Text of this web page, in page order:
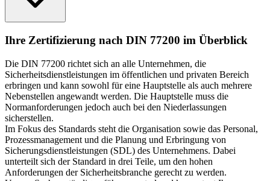
Ihre Zertifizierung nach DIN 77200 im Überblick
Die DIN 77200 richtet sich an alle Unternehmen, die
Sicherheitsdienstleistungen im öffentlichen und privaten Bereich
erbringen und kann sowohl für eine Hauptstelle als auch mehrere
Nebenstellen angewandt werden. Die Hauptstelle muss die
Normanforderungen jedoch auch bei den Niederlassungen
sicherstellen.
Im Fokus des Standards steht die Organisation sowie das Personal,
Prozessmanagement und die Planung und Erbringung von
Sicherungsdienstleistungen (SDL) des Unternehmens. Dabei
unterteilt sich der Standard in drei Teile, um den hohen
Anforderungen der Sicherheitsbranche gerecht zu werden.